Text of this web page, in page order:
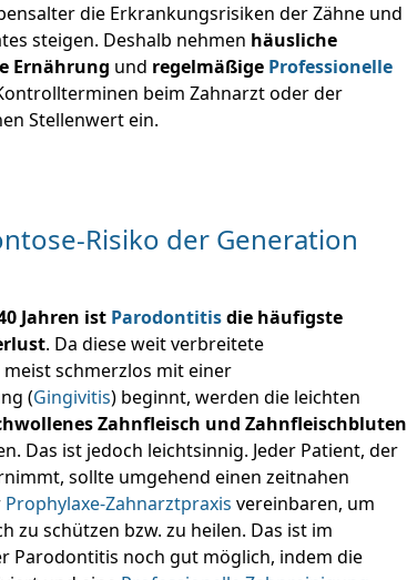
die Erkrankungsrisiken der Zähne und
steigen. Deshalb nehmen häusliche
Ernährung und regelmäßige Professionelle
beim Zahnarzt oder der
Stellenwert ein.
Risiko der Generation
Jahren ist Parodontitisdie häufigste
. Da diese weit verbreitete
schmerzlos mit einer
(Gingivitis) beginnt, werden die leichten
Zahnfleisch und Zahnfleischbluten
Das ist jedoch leichtsinnig. Jeder Patient, der
sollte umgehend einen zeitnahen
Prophylaxe-Zahnarztpraxis vereinbaren, um
zu schützen bzw. zu heilen. Das ist im
Parodontitis noch gut möglich, indem die